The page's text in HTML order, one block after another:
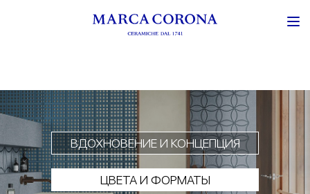
ВДОХНОВЕНИЕ И КОНЦЕПЦИЯ
ЦВЕТА И ФОРМАТЫ